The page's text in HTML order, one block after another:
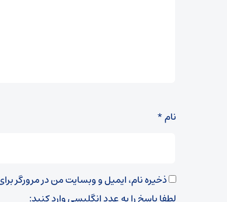
نام*
ذخیره نام، ایمیل و وبسایت من در مرورگر
لطفا پاسخ را به عدد انگلیسی وارد کنید: